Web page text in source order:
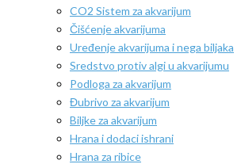
CO2 Sistem za akvarijum
Čišćenje akvarijuma
Uređenje akvarijuma i nega biljaka
Sredstvo protiv algi u akvarijumu
Podloga za akvarijum
Đubrivo za akvarijum
Biljke za akvarijum
Hrana i dodaci ishrani
Hrana za ribice